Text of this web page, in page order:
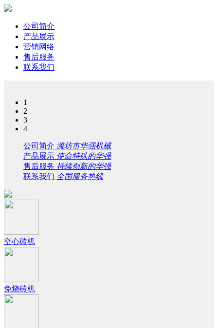
公司简介
产品展示
营销网络
售后服务
联系我们
1
2
3
4
公司简介 潍坊市华强机械
产品展示 使命特殊的华强
售后服务 持续创新的华强
联系我们 全国服务热线
空心砖机
免烧砖机